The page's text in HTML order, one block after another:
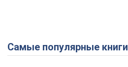
Самые популярные книги